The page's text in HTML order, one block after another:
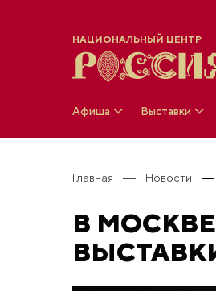
НАЦИОНАЛЬНЫЙ ЦЕНТР
Афиша Выставки
Главная Новости
В